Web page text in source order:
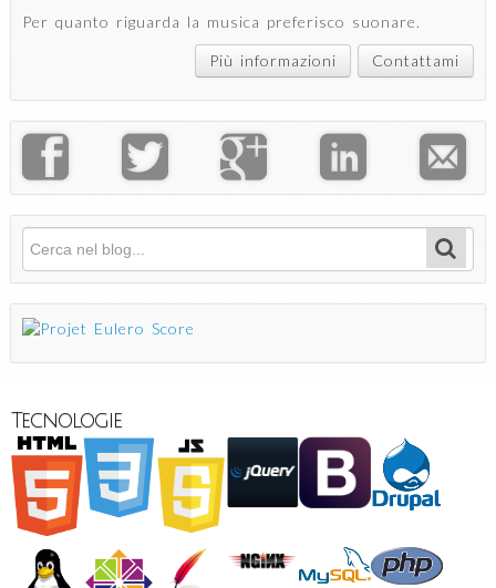
Per quanto riguarda la musica preferisco suonare.
Più informazioni Contattami
Form di ricerca
Tecnologie